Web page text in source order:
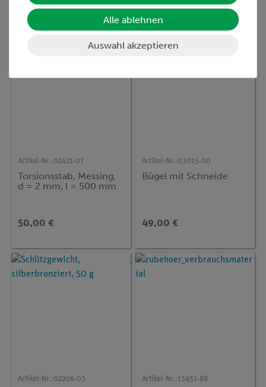
48,00 € 46,00 €
Artikel-Nr.:02421-07
Torsionsstab, Messing,
d = 2 mm, l = 500 mm
50,00 €
Artikel-Nr.:03015-00
Bügel mit Schneide
49,00 €
Artikel-Nr.:02206-03 Artikel-Nr.:13451-88
Alle ablehnen
Auswahl akzeptieren